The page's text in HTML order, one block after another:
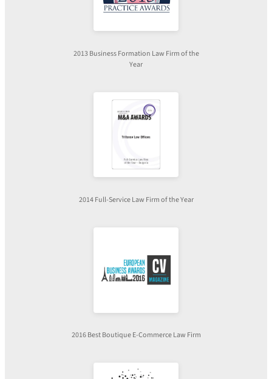
2013 Business Formation Law Firm of the
Year
2014 Full-Service Law Firm of the Year
2016 Best Boutique E-Commerce Law Firm